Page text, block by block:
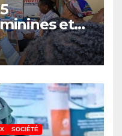
et
paix
SOCIÉTÉ